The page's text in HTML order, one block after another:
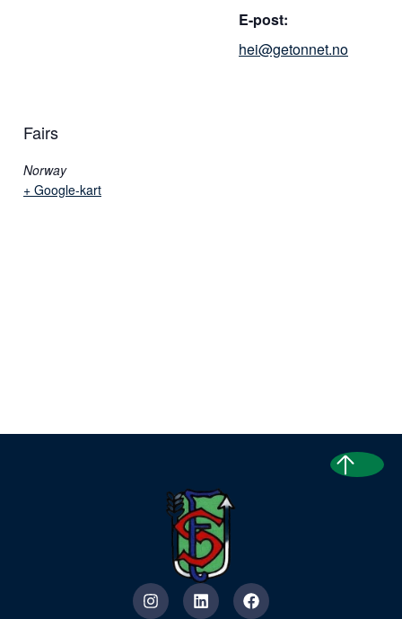
E-post:
hei@getonnet.no
Fairs
Norway
+ Google-kart